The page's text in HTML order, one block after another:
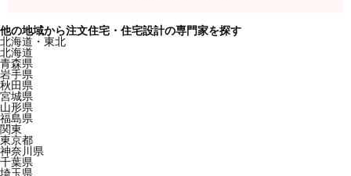
他の地域から注文住宅・住宅設計の専門家を探す
北海道・東北
北海道
青森県
岩手県
秋田県
宮城県
山形県
福島県
関東
東京都
神奈川県
千葉県
埼玉県